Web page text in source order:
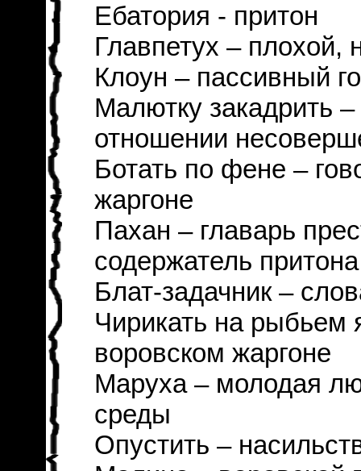
Ебатория - притон
Главпетух – плохой,
Клоун – пассивный
Малютку закадрить
отношении
Ботать по фене –
жаргоне
Пахан – главарь
содержатель притона
Блат-задачник –
Чирикать на рыбьем
воровском жаргоне
Маруха – молодая
среды
Опустить –